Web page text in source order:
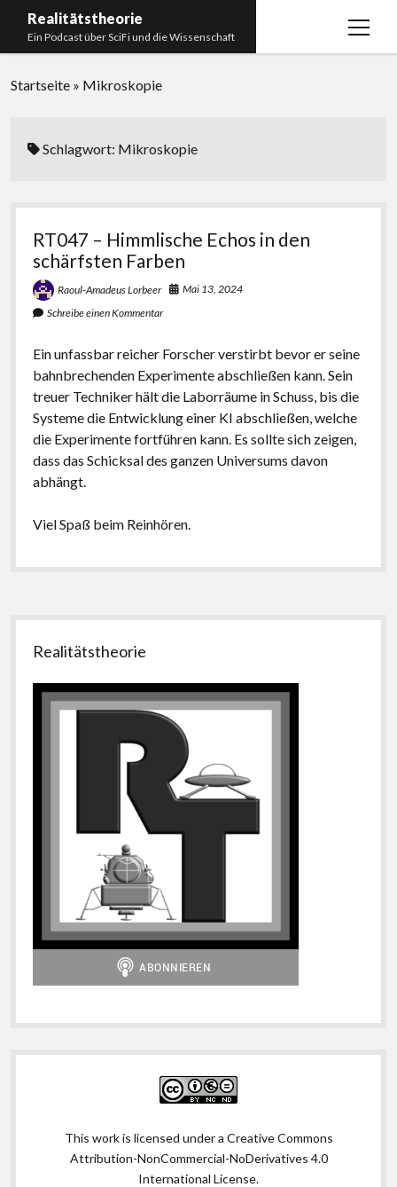
Realitätstheorie
Ein Podcast über SciFi und die Wissenschaft
Menü
Startseite
Impressum
Paperliste
Bücherliste
Startseite » Mikroskopie
Schlagwort: Mikroskopie
RT047 – Himmlische Echos in den
schärfsten Farben
Raoul-Amadeus Lorbeer
Mai 13, 2024
Schreibe einen Kommentar
Ein unfassbar reicher Forscher verstirbt bevor er seine
bahnbrechenden Experimente abschließen kann. Sein
treuer Techniker hält die Laborräume in Schuss, bis die
Systeme die Entwicklung einer KI abschließen, welche
die Experimente fortführen kann. Es sollte sich zeigen,
dass das Schicksal des ganzen Universums davon
abhängt.
Viel Spaß beim Reinhören.
Seitenleiste
Realitätstheorie
This work is licensed under a Creative Commons
Attribution-NonCommercial-NoDerivatives 4.0
International License.